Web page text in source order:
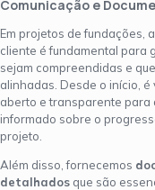
Comunicação e
Em projetos de fundações, a
cliente é fundamental para
sejam compreendidas e
alinhadas. Desde o início,
aberto e transparente para
informado sobre o
projeto.
Além disso, fornecemos
detalhados que são